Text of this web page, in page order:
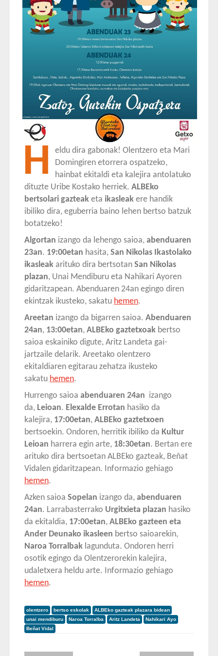
H
eldu dira gabonak! Olentzero eta Mari
Domingiren etorrera ospatzeko,
hainbat ekitaldi eta kalejira antolatuko
dituzte Uribe Kostako herriek. ALBEko
bertsolari gazteak eta ikasleak ere handik
ibiliko dira, eguberria baino lehen bertso batzuk
botatzeko!
Algortan izango da lehengo saioa, abenduaren
23an. 19:00etan hasita, San Nikolas Ikastolako
ikasleak arituko dira bertsotan San Nikolas
plazan, Unai Mendiburu eta Nahikari Ayoren
gidaritzapean. Abenduaren 24an egingo diren
ekintzak ikusteko, sakatu hemen.
Areetan izango da bigarren saioa. Abenduaren
24an, 13:00etan, ALBEko gaztetxoak bertso
saioa eskainiko digute, Aritz Landeta gai-
jartzaile delarik. Areetako olentzero
ekitaldiaren egitarau zehatza ikusteko
sakatu hemen.
Hurrengo saioa abenduaren 24an izango
da, Leioan. Elexalde Errotan hasiko da
kalejira, 17:00etan, ALBEko gaztetxoen
bertsoekin. Ondoren, herritik ibiliko da Kultur
Leioan harrera egin arte, 18:30etan. Bertan ere
arituko dira bertsoetan ALBEko gazteak, Beñat
Vidalen gidaritzapean. Informazio gehiago
hemen.
Azken saioa Sopelan izango da, abenduaren
24an. Larrabasterrako Urgitxieta plazan hasiko
da ekitaldia, 17:00etan, ALBEko gazteen eta
Ander Deunako ikasleen bertso saioarekin,
Naroa Torralbak lagunduta. Ondoren herri
osotik egingo da Olentzerorekin kalejira,
udaletxera heldu arte. Informazio gehiago
hemen.
olentzero bertso eskolak
ALBEko gazteak plazara bidean
unai mendiburu
Naroa Torralba Aritz Landeta
Nahikari Ayo
Beñat Vidal